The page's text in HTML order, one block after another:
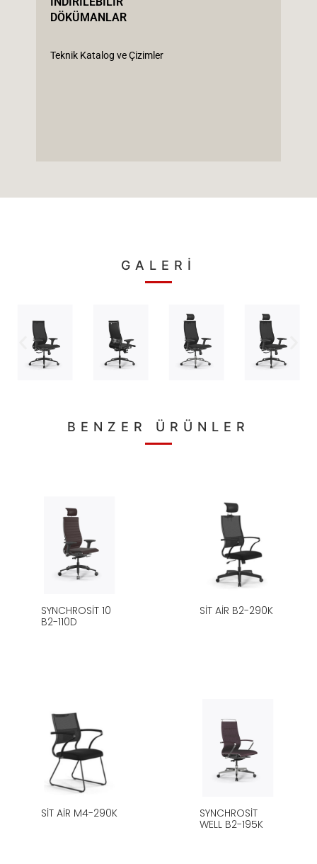
DÖKÜMANLAR
Teknik Katalog ve Çizimler
GALERİ
BENZER ÜRÜNLER
SYNCHROSIT 10
B2-110D
SIT AIR B2-290K
SIT AIR M4-290K
SYNCHROSIT
WELL B2-195K